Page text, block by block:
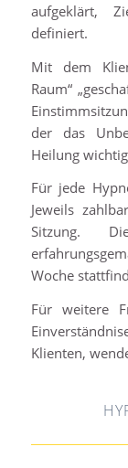
aufgeklärt,
definiert.
Mit dem
Raum“
der das
Heilung
Für jede
Jeweils
Sitzung.
Woche
Für weitere
Klienten,